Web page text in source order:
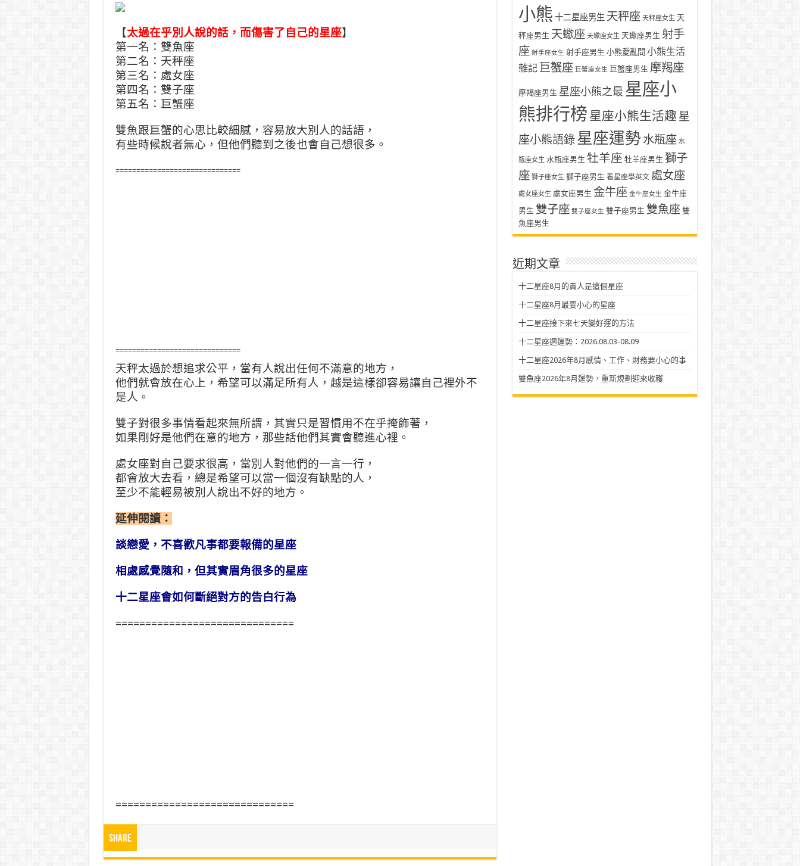
【太過在乎別人說的話，而傷害了自己的星座】
第一名：雙魚座
第二名：天秤座
第三名：處女座
第四名：雙子座
第五名：巨蟹座
雙魚跟巨蟹的心思比較細膩，容易放大別人的話語，
有些時候說者無心，但他們聽到之後也會自己想很多。
==============================
==============================
天秤太過於想追求公平，當有人說出任何不滿意的地方，
他們就會放在心上，希望可以滿足所有人，越是這樣卻容易讓自己裡外不
是人。
雙子對很多事情看起來無所謂，其實只是習慣用不在乎掩飾著，
如果剛好是他們在意的地方，那些話他們其實會聽進心裡。
處女座對自己要求很高，當別人對他們的一言一行，
都會放大去看，總是希望可以當一個沒有缺點的人，
至少不能輕易被別人說出不好的地方。
延伸閱讀：
談戀愛，不喜歡凡事都要報備的星座
相處感覺隨和，但其實眉角很多的星座
十二星座會如何斷絕對方的告白行為
==============================
==============================
Share
小熊 十二星座男生 天秤座 天秤座女生 天
秤座男生 天蠍座 天蠍座女生 天蠍座男生 射手
座 射手座女生 射手座男生 小熊愛亂問 小熊生活
雜記 巨蟹座 巨蟹座女生 巨蟹座男生 摩羯座
摩羯座男生 星座小熊之最 星座小
熊排行榜 星座小熊生活趣 星
座小熊語錄星座運勢 水瓶座 水
瓶座女生 水瓶座男生 牡羊座 牡羊座男生 獅子
座 獅子座女生 獅子座男生 看星座學英文 處女座
處女座女生 處女座男生 金牛座 金牛座女生 金牛座
男生 雙子座 雙子座女生 雙子座男生 雙魚座 雙
魚座男生
近期文章
十二星座8月的貴人是這個星座
十二星座8月最要小心的星座
十二星座接下來七天變好運的方法
十二星座週運勢：2026.08.03-08.09
十二星座2026年8月感情、工作、財務要小心的事
雙魚座2026年8月運勢，重新規劃迎來收穫